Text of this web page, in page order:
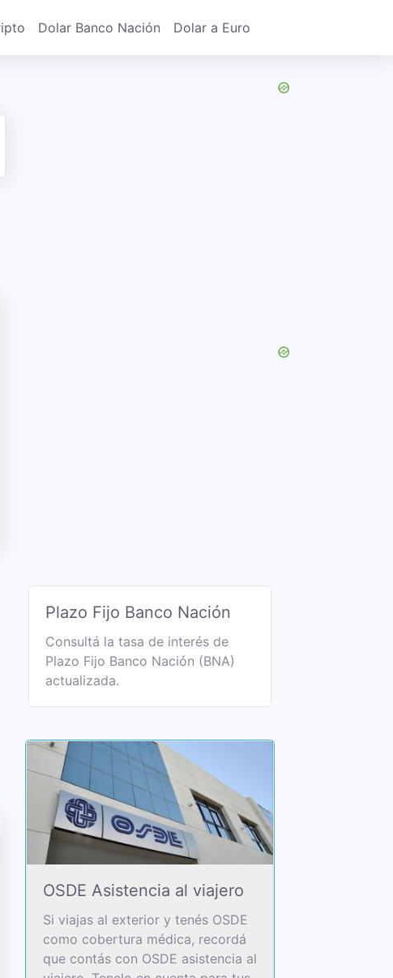
Dolar Banco Nación Dolar a Euro
Plazo Fijo Banco Nación
Consultá la tasa de interés de
Plazo Fijo Banco Nación (BNA)
actualizada.
OSDE Asistencia al viajero
Si viajas al exterior y tenés OSDE
como cobertura médica, recordá
que contás con OSDE asistencia al